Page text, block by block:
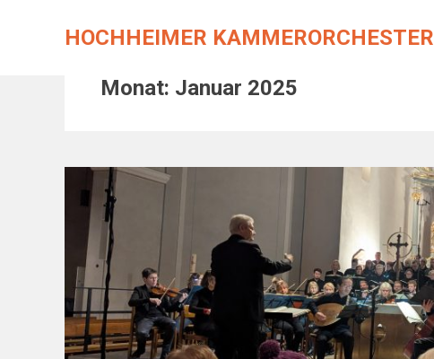
HOCHHEIMER KAMMERORCHESTER
Monat: Januar 2025